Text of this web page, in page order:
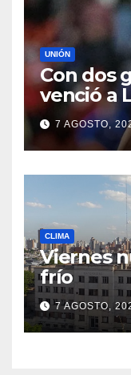
UNIÓN
Con dos
venció a
primer
7 AGOSTO,
CLIMA
Viernes
frío
7 AGOSTO,